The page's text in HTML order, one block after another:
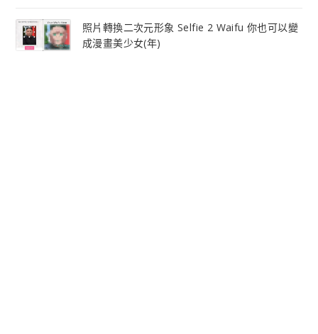
照片轉換二次元形象 Selfie 2 Waifu 你也可以變
成漫畫美少女(年)